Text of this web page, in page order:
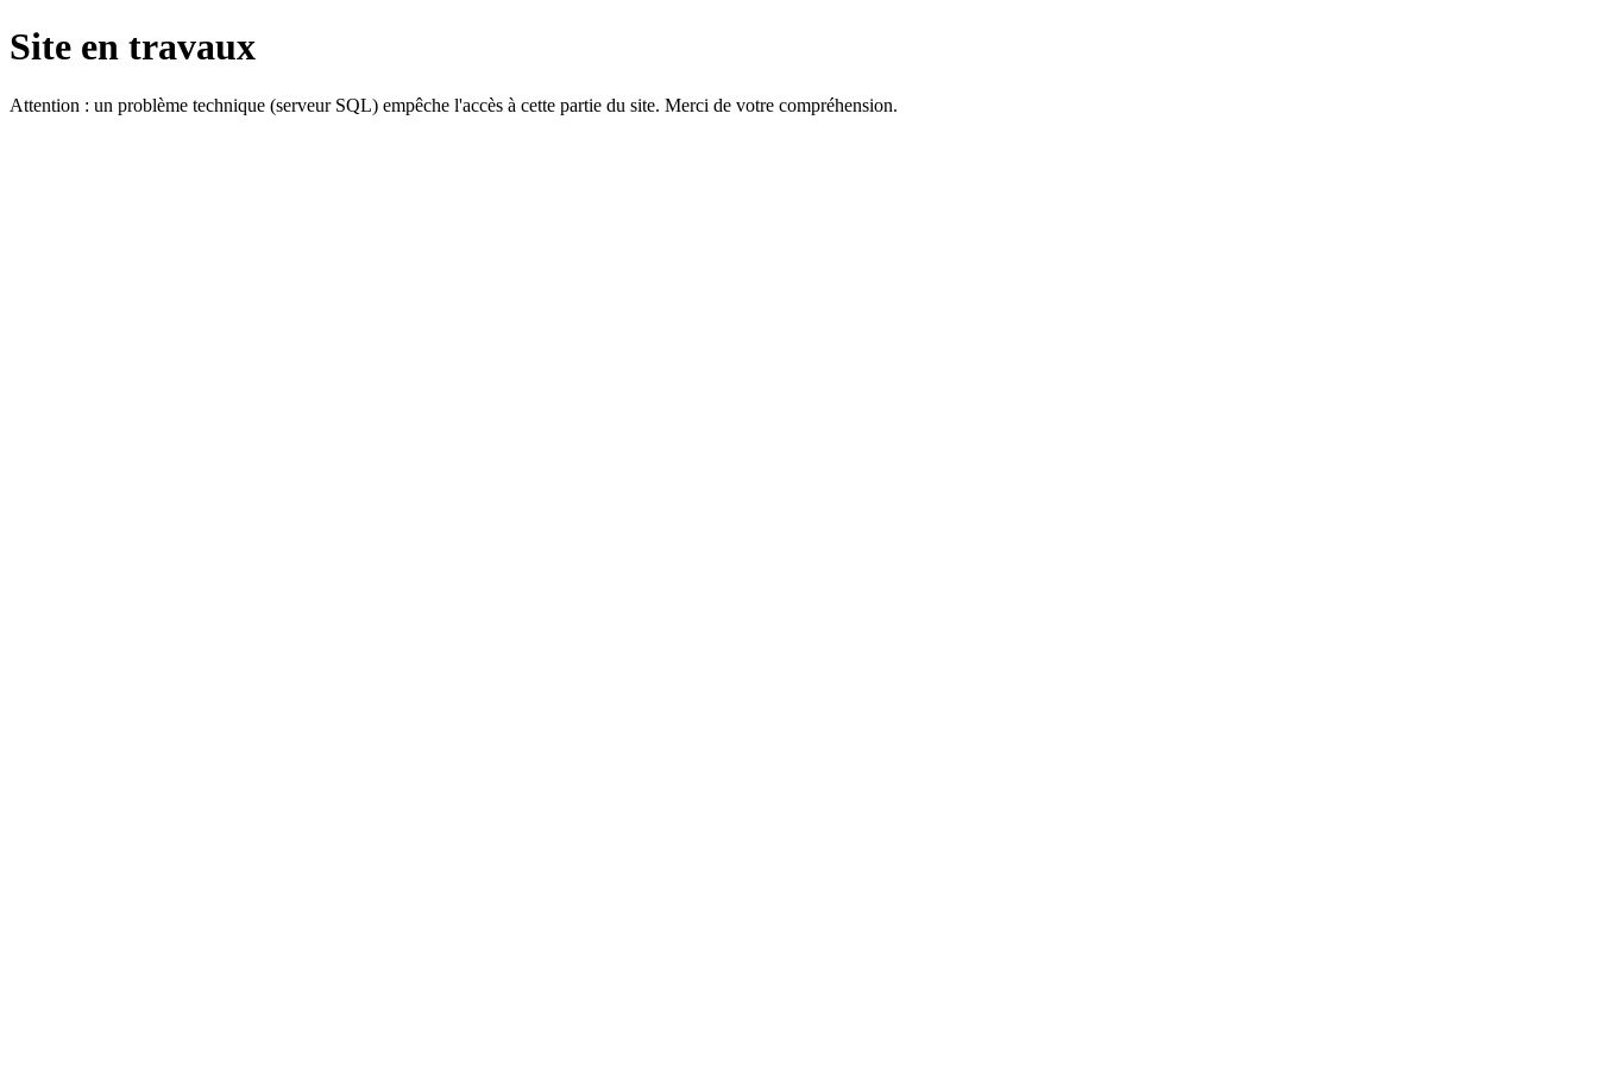
Site en travaux
Attention : un problème technique (serveur SQL) empêche l'accès à cette partie du site. Merci de votre compréhension.